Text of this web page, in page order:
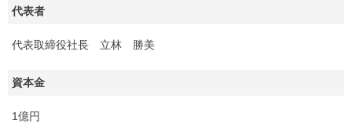
代表者
代表取締役社長 立林 勝美
資本金
1億円